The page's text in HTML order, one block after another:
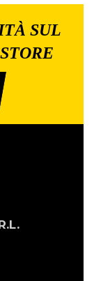
SUL